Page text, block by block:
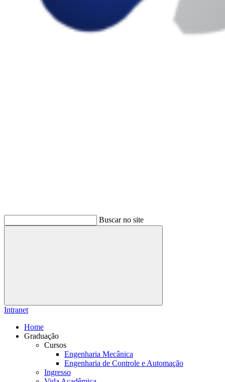
Buscar no site
Buscar
Intranet
Home
Graduação
Cursos
Engenharia Mecânica
Engenharia de Controle e Automação
Ingresso